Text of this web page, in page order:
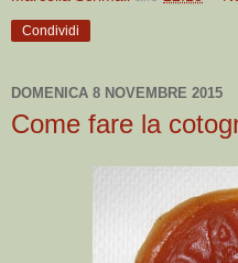
Condividi
DOMENICA 8 NOVEMBRE 2015
Come fare la